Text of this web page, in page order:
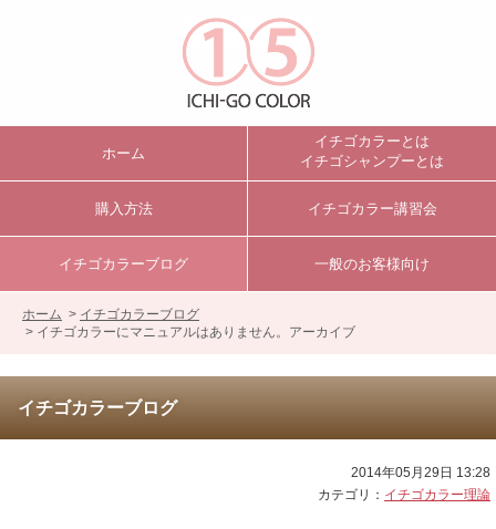
ホーム
イチゴカラーとは
イチゴシャンプーとは
購入方法 イチゴカラー講習会
イチゴカラーブログ 一般のお客様向け
ホーム > イチゴカラーブログ
> イチゴカラーにマニュアルはありません。アーカイブ
イチゴカラーブログ
2014年05月29日 13:28
カテゴリ： イチゴカラー理論